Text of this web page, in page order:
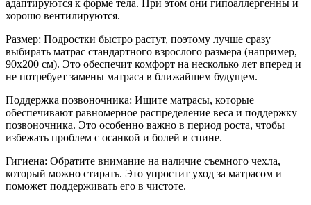
адаптируются к форме тела. При этом они гипоаллергенны и
хорошо вентилируются.
Размер: Подростки быстро растут, поэтому лучше сразу
выбирать матрас стандартного взрослого размера (например,
90x200 см). Это обеспечит комфорт на несколько лет вперед и
не потребует замены матраса в ближайшем будущем.
Поддержка позвоночника: Ищите матрасы, которые
обеспечивают равномерное распределение веса и поддержку
позвоночника. Это особенно важно в период роста, чтобы
избежать проблем с осанкой и болей в спине.
Гигиена: Обратите внимание на наличие съемного чехла,
который можно стирать. Это упростит уход за матрасом и
поможет поддерживать его в чистоте.